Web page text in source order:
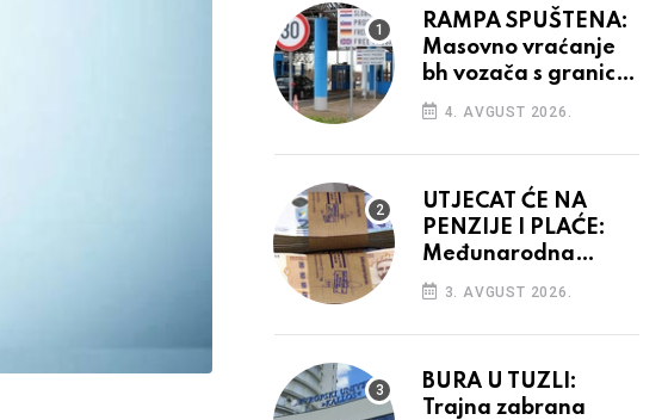
RAMPA SPUŠTENA:
Masovno vraćanje
bh vozača s granica
EU, protesti na
vidiku
4. AVGUST 2026.
UTJECAT ĆE NA
PENZIJE I PLAĆE:
Međunarodna
agencija potvrdila
kreditni rejting BiH
3. AVGUST 2026.
BURA U TUZLI:
Trajna zabrana